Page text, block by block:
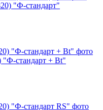
"Ф-стандарт"
стандарт + Bt"